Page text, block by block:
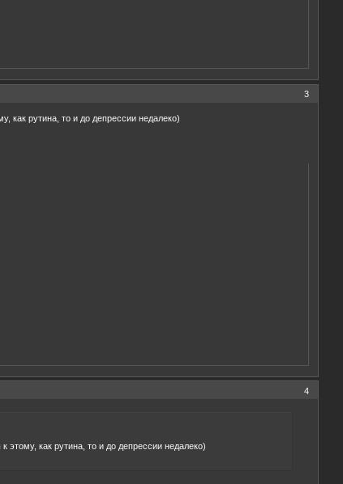
3
как рутина, то и до депрессии недалеко)
4
как рутина, то и до депрессии недалеко)